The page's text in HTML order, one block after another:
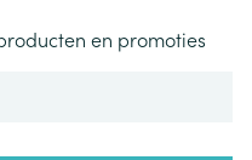
en promoties